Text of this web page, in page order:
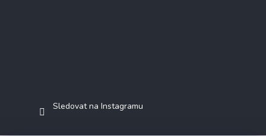
Sledovat na Instagramu